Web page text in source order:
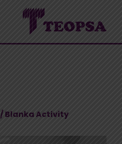
/ Blanka Activity